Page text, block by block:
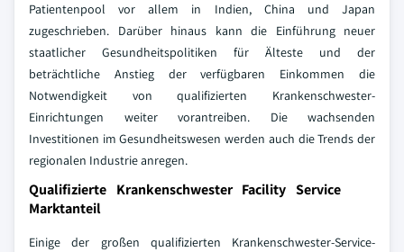
Patientenpool vor allem in Indien, China und Japan
zugeschrieben. Darüber hinaus kann die Einführung neuer
staatlicher Gesundheitspolitiken für Älteste und der
beträchtliche Anstieg der verfügbaren Einkommen die
Notwendigkeit von qualifizierten Krankenschwester-
Einrichtungen weiter vorantreiben. Die wachsenden
Investitionen im Gesundheitswesen werden auch die Trends der
regionalen Industrie anregen.
Qualifizierte Krankenschwester Facility Service
Marktanteil
Einige der großen qualifizierten Krankenschwester-Service-